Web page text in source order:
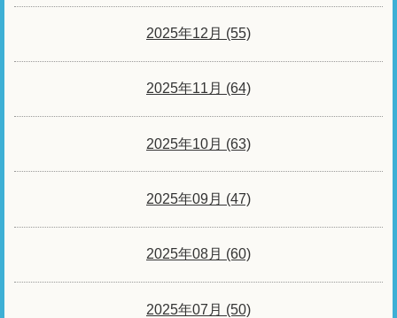
2025年12月 (55)
2025年11月 (64)
2025年10月 (63)
2025年09月 (47)
2025年08月 (60)
2025年07月 (50)